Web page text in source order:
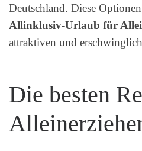
Deutschland. Diese
Allinklusiv-Urlaub für
attraktiven und
Die besten